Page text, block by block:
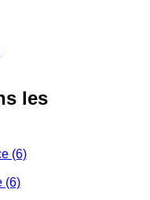
les
(6)
(6)